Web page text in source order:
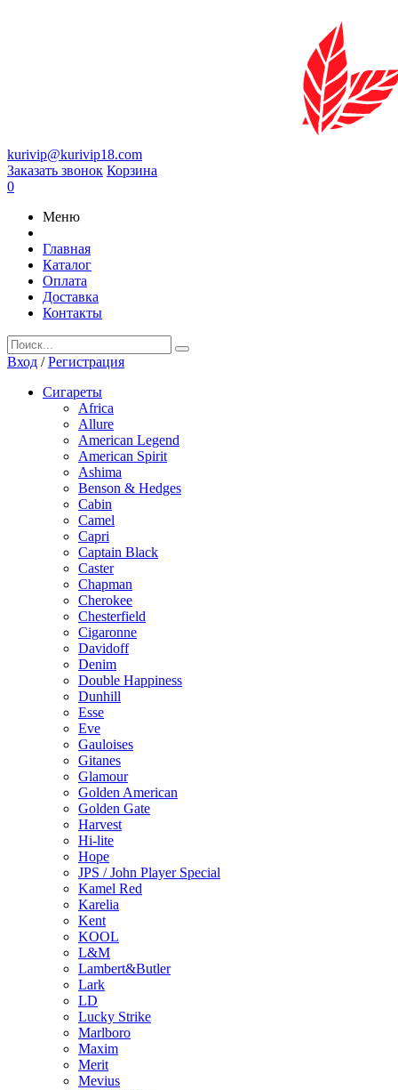
kurivip@kurivip18.com
Заказать звонок Корзина
0
Меню
Главная
Каталог
Оплата
Доставка
Контакты
Вход /Регистрация
Сигареты
Africa
Allure
American Legend
American Spirit
Ashima
Benson & Hedges
Cabin
Camel
Capri
Captain Black
Caster
Chapman
Cherokee
Chesterfield
Cigaronne
Davidoff
Denim
Double Happiness
Dunhill
Esse
Eve
Gauloises
Gitanes
Glamour
Golden American
Golden Gate
Harvest
Hi-lite
Hope
JPS / John Player Special
Kamel Red
Karelia
Kent
KOOL
L&M
Lambert&Butler
Lark
LD
Lucky Strike
Marlboro
Maxim
Merit
Mevius